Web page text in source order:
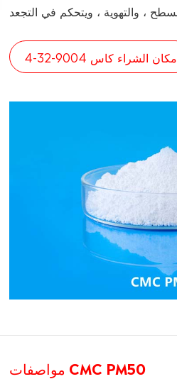
مكان الشراء كاس 9004-32-4
مواصفات CMC PM50